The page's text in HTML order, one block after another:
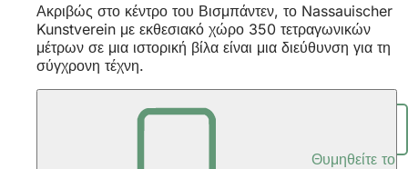
Ακριβώς στο κέντρο του Βισμπάντεν, το Nassauischer
Kunstverein με εκθεσιακό χώρο 350 τετραγωνικών
μέτρων σε μια ιστορική βίλα είναι μια διεύθυνση για τη
σύγχρονη τέχνη.
Θυμηθείτε το
Μοιραστείτε τη σελίδα